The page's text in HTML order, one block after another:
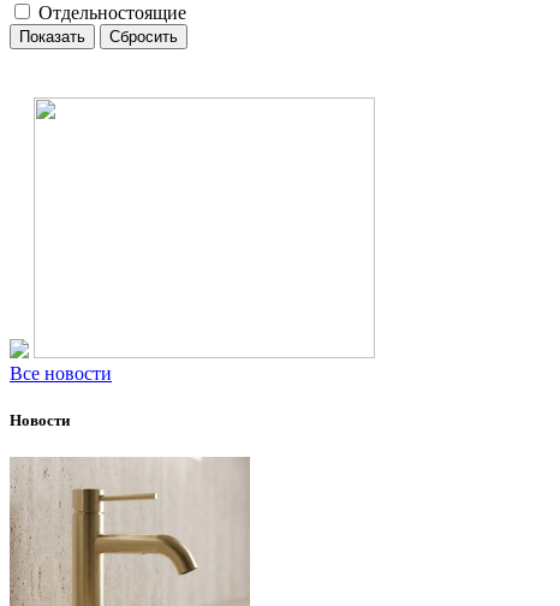
Отдельностоящие
Все новости
Новости